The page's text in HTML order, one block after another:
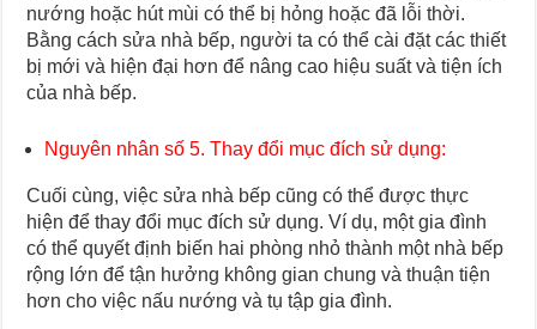
nướng hoặc hút mùi có thể bị hỏng hoặc đã lỗi thời.
Bằng cách sửa nhà bếp, người ta có thể cài đặt các thiết
bị mới và hiện đại hơn để nâng cao hiệu suất và tiện ích
của nhà bếp.
Nguyên nhân số 5. Thay đổi mục đích sử dụng:
Cuối cùng, việc sửa nhà bếp cũng có thể được thực
hiện để thay đổi mục đích sử dụng. Ví dụ, một gia đình
có thể quyết định biến hai phòng nhỏ thành một nhà bếp
rộng lớn để tận hưởng không gian chung và thuận tiện
hơn cho việc nấu nướng và tụ tập gia đình.